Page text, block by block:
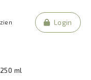
Login
ml